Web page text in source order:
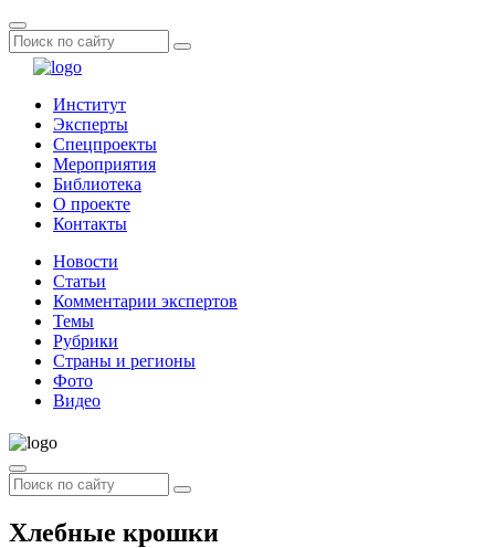
Институт
Эксперты
Спецпроекты
Мероприятия
Библиотека
О проекте
Контакты
Новости
Статьи
Комментарии экспертов
Темы
Рубрики
Страны и регионы
Фото
Видео
Хлебные крошки